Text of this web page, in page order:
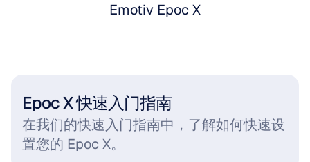
Emotiv Epoc X
Epoc X 快速入门指南
在我们的快速入门指南中，了解如何快速设
置您的 Epoc X。